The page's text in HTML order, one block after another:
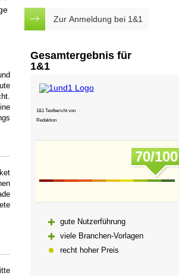
Zur Anmeldung bei 1&1
Gesamtergebnis für
1&1
1&1 Testbericht von
Redaktion
70/100
gute Nutzerführung
viele Branchen-Vorlagen
recht hoher Preis